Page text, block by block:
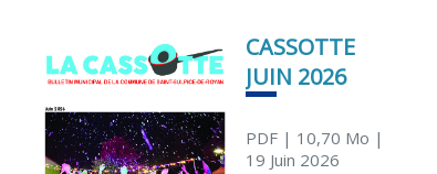
CASSOTTE
JUIN 2026
PDF| 10,70 Mo |
19 Juin 2026